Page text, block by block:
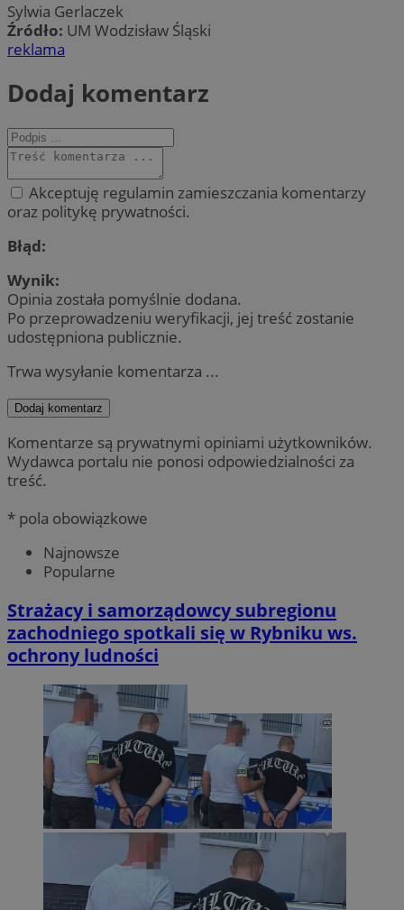
Sylwia Gerlaczek
Źródło: UM Wodzisław Śląski
reklama
Dodaj komentarz
Akceptuję regulamin zamieszczania komentarzy
oraz politykę prywatności.
Błąd:
Wynik:
Opinia została pomyślnie dodana.
Po przeprowadzeniu weryfikacji, jej treść zostanie
udostępniona publicznie.
Trwa wysyłanie komentarza ...
Dodaj komentarz
Komentarze są prywatnymi opiniami użytkowników.
Wydawca portalu nie ponosi odpowiedzialności za
treść.
* pola obowiązkowe
Najnowsze
Popularne
Strażacy i samorządowcy subregionu
zachodniego spotkali się w Rybniku ws.
ochrony ludności